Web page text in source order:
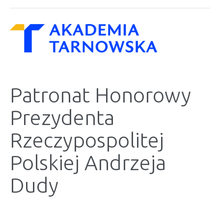
Patronat Honorowy
Prezydenta
Rzeczypospolitej
Polskiej Andrzeja
Dudy